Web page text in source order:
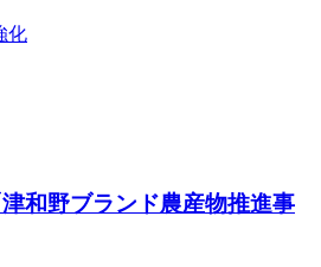
化
和野ブランド農産物推進事